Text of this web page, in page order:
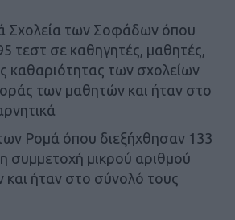
Σχολεία των Σοφάδων όπου
τεστ σε καθηγητές, μαθητές,
καθαριότητας των σχολείων
των μαθητών και ήταν στο
Ρομά όπου διεξήχθησαν 133
συμμετοχή μικρού αριθμού
και ήταν στο σύνολό τους